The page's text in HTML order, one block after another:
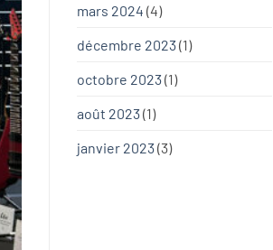
mars 2024 (4)
décembre 2023(1)
octobre 2023(1)
août 2023(1)
janvier 2023(3)